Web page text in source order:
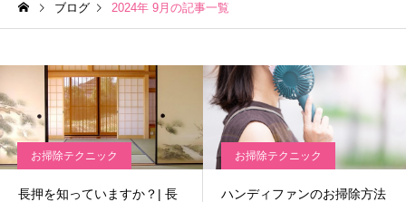
ング
キッチンクリ
全般
年1回は必ず掃除したい場
危険な家の汚れと家庭にあ
る道具でできる掃除方法
水垢が洗剤で落ちない
る簡単掃除から頑固な
対策までご紹介！
ブログ 2024年 9月の記事一覧
お掃除テクニック
長押を知っていますか？| 長
お掃除テクニック
ハンディファンのお掃除方法